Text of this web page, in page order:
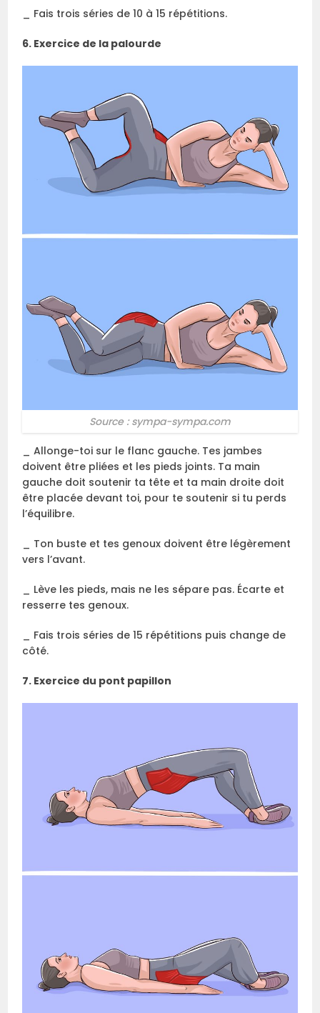
_ Fais trois séries de 10 à 15 répétitions.
6. Exercice de la palourde
Source : sympa-sympa.com
_ Allonge-toi sur le flanc gauche. Tes jambes
doivent être pliées et les pieds joints. Ta main
gauche doit soutenir ta tête et ta main droite doit
être placée devant toi, pour te soutenir si tu perds
l’équilibre.
_ Ton buste et tes genoux doivent être légèrement
vers l’avant.
_ Lève les pieds, mais ne les sépare pas. Écarte et
resserre tes genoux.
_ Fais trois séries de 15 répétitions puis change de
côté.
7. Exercice du pont papillon